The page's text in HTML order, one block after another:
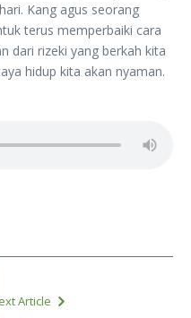
Kang agus seorang
terus memperbaiki cara
dari rizeki yang berkah kita
hidup kita akan nyaman.
Article